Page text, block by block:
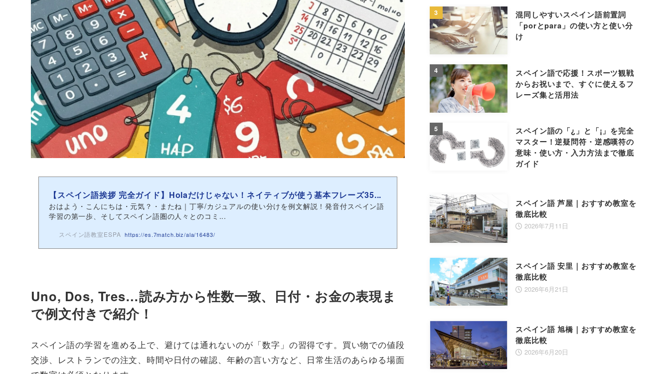
【スペイン語挨拶 完全ガイド】Holaだけじゃない！ネイティブが使う基本フレーズ35...
おはよう・こんにちは・元気？・またね｜丁寧/カジュアルの使い分けを例文解説！発音付スペイン語
学習の第一歩、そしてスペイン語圏の人々とのコミ...
スペイン語教室ESPA https://es.7match.biz/ala/16483/
Uno, Dos, Tres…読み方から性数一致、日付・お金の表現ま
で例文付きで紹介！
スペイン語の学習を進める上で、避けては通れないのが「数字」の習得です。買い物での値段
交渉、レストランでの注文、時間や日付の確認、年齢の言い方など、日常生活のあらゆる場面
3
混同しやすいスペイン語前置詞
「porとpara」の使い方と使い分
け
4
スペイン語で応援！スポーツ観戦
からお祝いまで、すぐに使えるフ
レーズ集と活用法
5
スペイン語の「¿」と「¡」を完全
マスター！逆疑問符・逆感嘆符の
意味・使い方・入力方法まで徹底
ガイド
スペイン語 芦屋｜おすすめ教室を
徹底比較
2026年7月11日
スペイン語 安里｜おすすめ教室を
徹底比較
2026年6月21日
スペイン語 旭橋｜おすすめ教室を
徹底比較
2026年6月20日